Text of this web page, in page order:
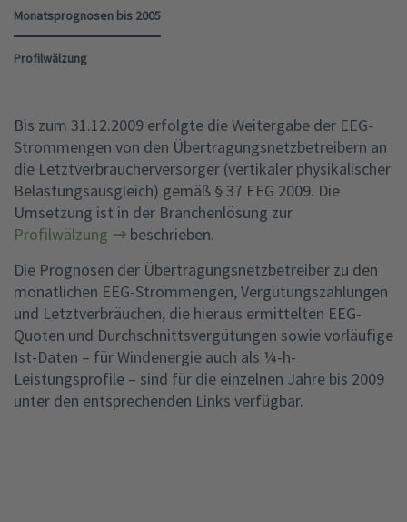
Monatsprognosen bis 2005
Profilwälzung
Bis zum 31.12.2009 erfolgte die Weitergabe der EEG-
Strommengen von den Übertragungsnetzbetreibern an
die Letztverbraucherversorger (vertikaler physikalischer
Belastungsausgleich) gemäß § 37 EEG 2009. Die
Umsetzung ist in der Branchenlösung zur
Profilwälzung
beschrieben.
Die Prognosen der Übertragungsnetzbetreiber zu den
monatlichen EEG-Strommengen, Vergütungszahlungen
und Letztverbräuchen, die hieraus ermittelten EEG-
Quoten und Durchschnittsvergütungen sowie vorläufige
Ist-Daten – für Windenergie auch als ¼-h-
Leistungsprofile – sind für die einzelnen Jahre bis 2009
unter den entsprechenden Links verfügbar.